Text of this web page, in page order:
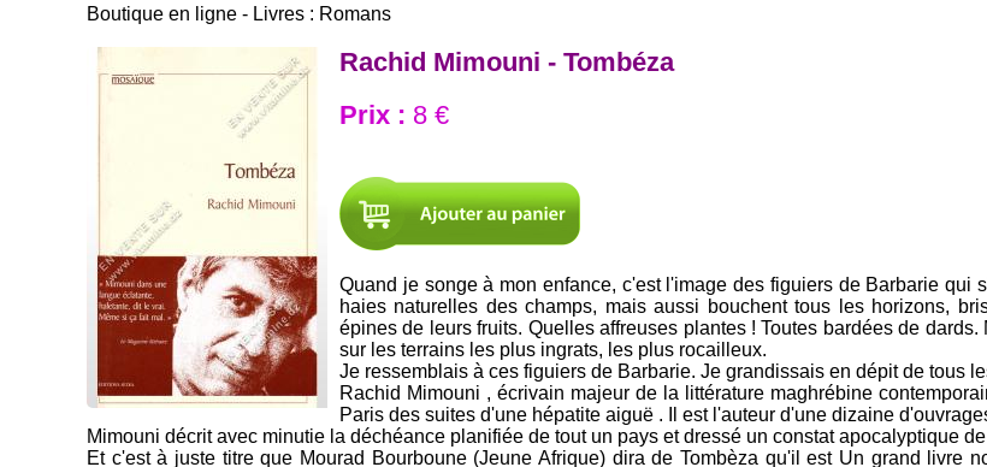
Boutique en ligne - Livres : Romans
Rachid Mimouni - Tombéza
Prix : 8 €
Quand je songe à mon enfance, c'est l'image des figuiers de Barbarie qui
haies naturelles des champs, mais aussi bouchent tous les horizons,
épines de leurs fruits. Quelles affreuses plantes ! Toutes bardées de
sur les terrains les plus ingrats, les plus rocailleux.
Je ressemblais à ces figuiers de Barbarie. Je grandissais en dépit de tous
Rachid Mimouni , écrivain majeur de la littérature maghrébine
Paris des suites d'une hépatite aiguë . Il est l'auteur d'une dizaine
Mimouni décrit avec minutie la déchéance planifiée de tout un pays et dressé un constat apocalyptique
Et c'est à juste titre que Mourad Bourboune (Jeune Afrique) dira de Tombèza qu'il est Un grand livre